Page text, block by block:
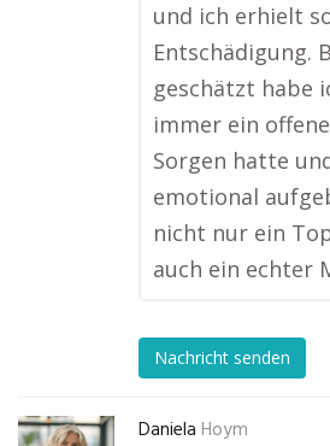
und ich erhielt
Entschädigung.
geschätzt habe
immer ein
Sorgen hatte
emotional
nicht nur ein
auch ein echter
Nachricht senden
Daniela Hoym